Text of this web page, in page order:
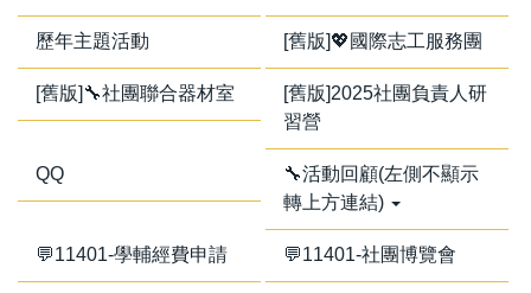
歷年主題活動 [舊版]💖國際志工服務團
[舊版]🔧社團聯合器材室
[舊版]2025社團負責人研
習營
QQ
🔧活動回顧(左側不顯示
轉上方連結)
💬11401-學輔經費申請 💬11401-社團博覽會